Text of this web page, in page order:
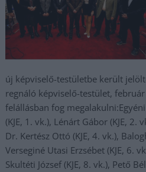
új képviselő-testületbe került
regnáló képviselő-testület,
felállásban fog
(KJE, 1. vk.), Lénárt Gábor (KJE, 2.
Dr. Kertész Ottó (KJE, 4. vk.),
Verseginé Utasi Erzsébet (KJE, 6.
Skultéti József (KJE, 8. vk.), Pető